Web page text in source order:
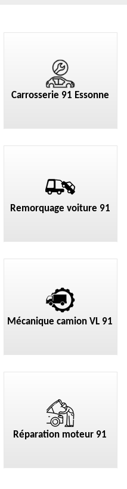
Carrosserie 91 Essonne
Remorquage voiture 91
Mécanique camion VL 91
Réparation moteur 91